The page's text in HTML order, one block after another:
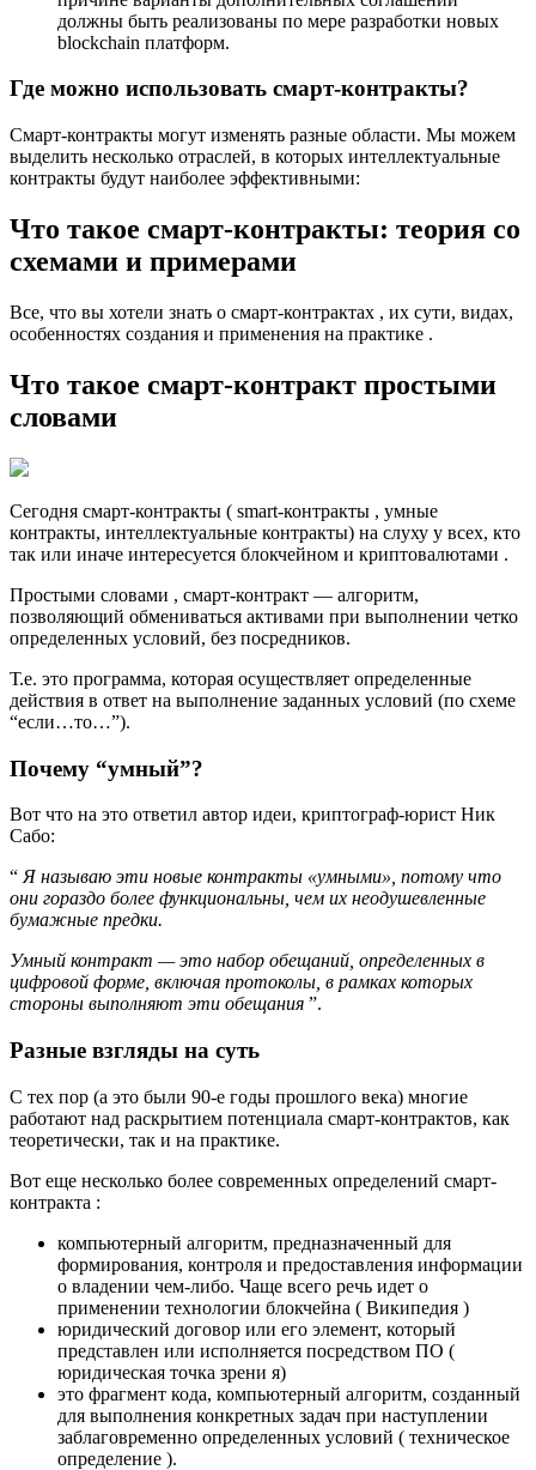
должны быть реализованы по мере разработки новых
blockchain платформ.
Где можно использовать смарт-контракты?
Смарт-контракты могут изменять разные области. Мы можем
выделить несколько отраслей, в которых интеллектуальные
контракты будут наиболее эффективными:
Что такое смарт-контракты: теория со
схемами и примерами
Все, что вы хотели знать о смарт-контрактах , их сути, видах,
особенностях создания и применения на практике .
Что такое смарт-контракт простыми
словами
Сегодня смарт-контракты ( smart-контракты , умные
контракты, интеллектуальные контракты) на слуху у всех, кто
так или иначе интересуется блокчейном и криптовалютами .
Простыми словами , смарт-контракт — алгоритм,
позволяющий обмениваться активами при выполнении четко
определенных условий, без посредников.
Т.е. это программа, которая осуществляет определенные
действия в ответ на выполнение заданных условий (по схеме
“если…то…”).
Почему “умный”?
Вот что на это ответил автор идеи, криптограф-юрист Ник
Сабо:
“ Я называю эти новые контракты «умными», потому что
они гораздо более функциональны, чем их неодушевленные
бумажные предки.
Умный контракт — это набор обещаний, определенных в
цифровой форме, включая протоколы, в рамках которых
стороны выполняют эти обещания ”.
Разные взгляды на суть
С тех пор (а это были 90-е годы прошлого века) многие
работают над раскрытием потенциала смарт-контрактов, как
теоретически, так и на практике.
Вот еще несколько более современных определений смарт-
контракта :
компьютерный алгоритм, предназначенный для
формирования, контроля и предоставления информации
о владении чем-либо. Чаще всего речь идет о
применении технологии блокчейна ( Википедия )
юридический договор или его элемент, который
представлен или исполняется посредством ПО (
юридическая точка зрени я)
это фрагмент кода, компьютерный алгоритм, созданный
для выполнения конкретных задач при наступлении
заблаговременно определенных условий ( техническое
определение ).